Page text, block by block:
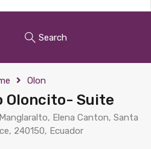
Search
Olon
Oloncito- Suite
Elena Canton, Santa
240150, Ecuador